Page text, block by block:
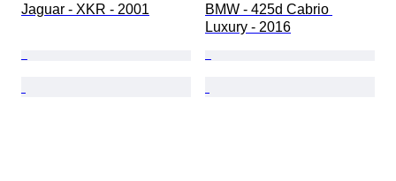
Jaguar - XKR - 2001
BMW - 425d Cabrio
Luxury - 2016